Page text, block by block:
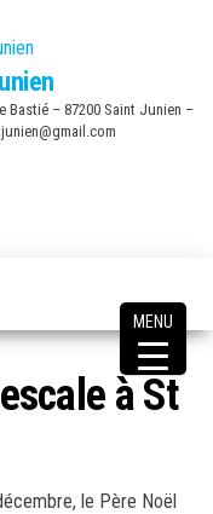
Bastié – 87200 Saint Junien –
à St
le Père Noël
MENU